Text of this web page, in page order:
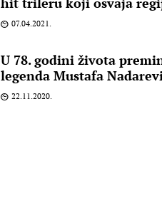
07.04.2021.
U 78. godini života
legenda Mustafa
22.11.2020.